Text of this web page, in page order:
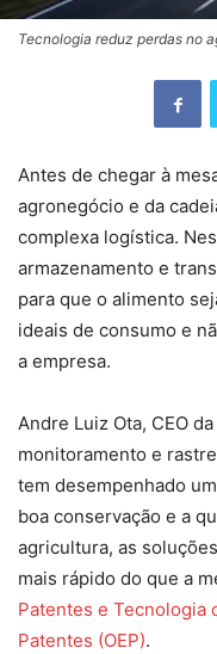
Tecnologia reduz perdas no
Antes de chegar à
agronegócio e da
complexa logística.
armazenamento e
para que o alimento
ideais de consumo e
a empresa.
Andre Luiz Ota, CEO
monitoramento e
tem desempenhado
boa conservação e a
agricultura, as
mais rápido do que a
Patentes e Tecnologia
Patentes (OEP).